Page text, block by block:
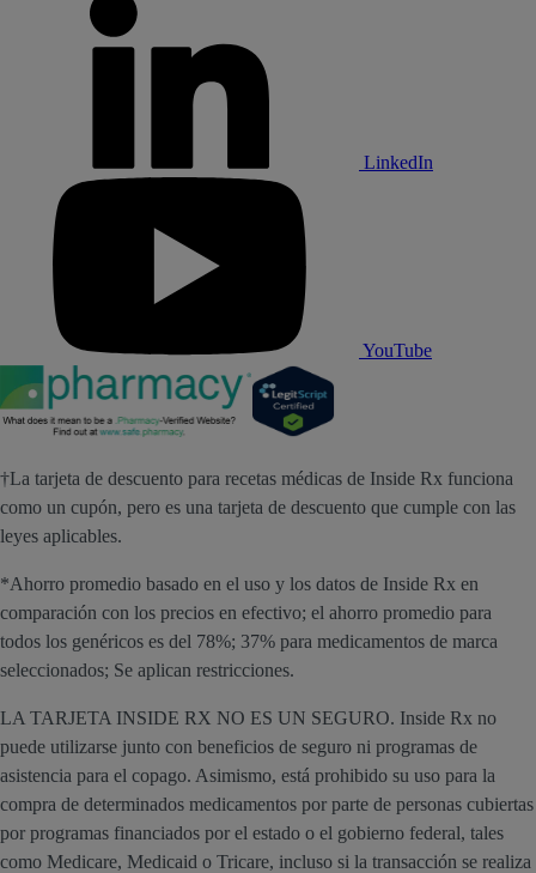
LinkedIn
YouTube
†La tarjeta de descuento para recetas médicas de Inside Rx funciona
como un cupón, pero es una tarjeta de descuento que cumple con las
leyes aplicables.
*Ahorro promedio basado en el uso y los datos de Inside Rx en
comparación con los precios en efectivo; el ahorro promedio para
todos los genéricos es del 78%; 37% para medicamentos de marca
seleccionados; Se aplican restricciones.
LA TARJETA INSIDE RX NO ES UN SEGURO. Inside Rx no
puede utilizarse junto con beneficios de seguro ni programas de
asistencia para el copago. Asimismo, está prohibido su uso para la
compra de determinados medicamentos por parte de personas cubiertas
por programas financiados por el estado o el gobierno federal, tales
como Medicare, Medicaid o Tricare, incluso si la transacción se realiza